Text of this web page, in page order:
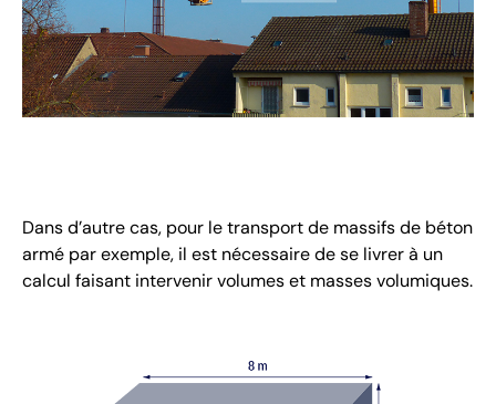
Dans d’autre cas, pour le transport de massifs de béton
armé par exemple, il est nécessaire de se livrer à un
calcul faisant intervenir volumes et masses volumiques.